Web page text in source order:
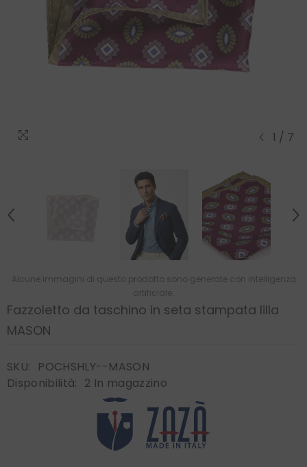
1 / 7
Alcune immagini di questo prodotto sono generate con intelligenza
artificiale.
Fazzoletto da taschino in seta stampata lilla
MASON
SKU:
POCHSHLY--MASON
Disponibilità: 2 In magazzino